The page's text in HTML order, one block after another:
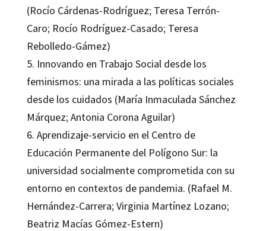
(Rocío Cárdenas-Rodríguez; Teresa Terrón-
Caro; Rocío Rodríguez-Casado; Teresa
Rebolledo-Gámez)
5. Innovando en Trabajo Social desde los
feminismos: una mirada a las políticas sociales
desde los cuidados (María Inmaculada Sánchez
Márquez; Antonia Corona Aguilar)
6. Aprendizaje-servicio en el Centro de
Educación Permanente del Polígono Sur: la
universidad socialmente comprometida con su
entorno en contextos de pandemia. (Rafael M.
Hernández-Carrera; Virginia Martínez Lozano;
Beatriz Macías Gómez-Estern)